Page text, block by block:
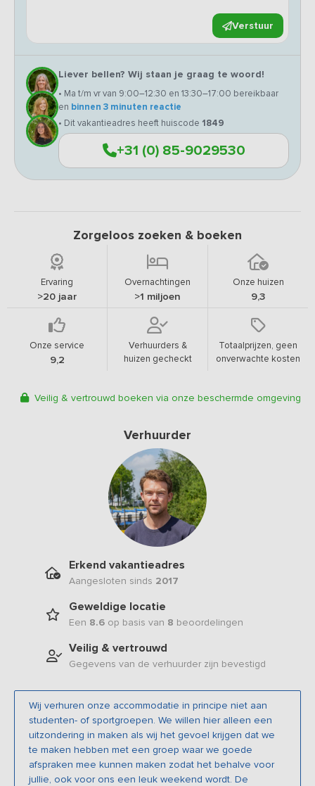
Verstuur
Liever bellen? Wij staan je graag te woord!
• Ma t/m vr van 9:00–12:30 en 13:30–17:00 bereikbaar
en binnen 3 minuten reactie
• Dit vakantieadres heeft huiscode 1849
+31 (0) 85-9029530
Zorgeloos zoeken & boeken
Ervaring
>20 jaar
Overnachtingen
>1 miljoen
Onze huizen
9,3
Onze service
9,2
Verhuurders &
huizen gecheckt
Totaalprijzen, geen
onverwachte kosten
Veilig & vertrouwd boeken via onze beschermde omgeving
Verhuurder
Erkend vakantieadres
Aangesloten sinds 2017
Geweldige locatie
Een 8.6 op basis van 8 beoordelingen
Veilig & vertrouwd
Gegevens van de verhuurder zijn bevestigd
Wij verhuren onze accommodatie in principe niet aan
studenten- of sportgroepen. We willen hier alleen een
uitzondering in maken als wij het gevoel krijgen dat we
te maken hebben met een groep waar we goede
afspraken mee kunnen maken zodat het behalve voor
jullie, ook voor ons een leuk weekend wordt. De